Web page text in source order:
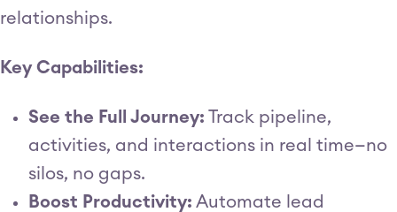
relationships.
Key Capabilities:
See the Full Journey: Track pipeline,
activities, and interactions in real time—no
silos, no gaps.
Boost Productivity: Automate lead